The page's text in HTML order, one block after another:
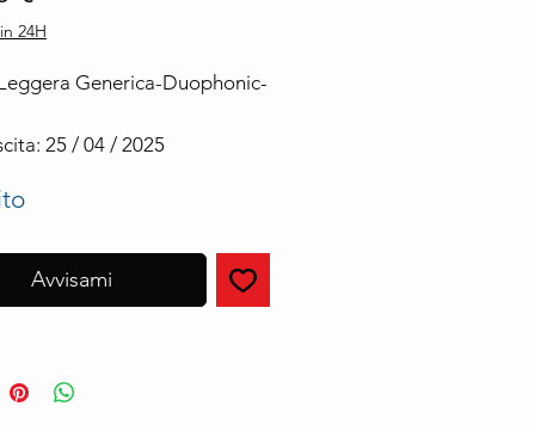
24H
Generica-Duophonic-
25 / 04 / 2025
Avvisami